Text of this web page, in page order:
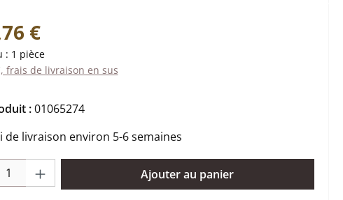
:€
: 1 pièce
frais de livraison en sus
:01065274
de livraison environ 5-6 semaines
de produit : Entrez la quantité souhaitée ou utilisez les boutons pour
Ajouter au panier